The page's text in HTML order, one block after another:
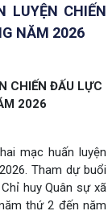
LUYỆN CHIẾN
NĂM 2026
CHIẾN ĐẤU LỰC
2026
mạc huấn luyện
Tham dự buổi
huy Quân sự xã
thứ 2 đến năm